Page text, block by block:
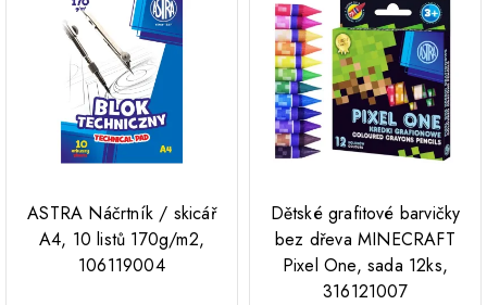
ASTRA Náčrtník / skicář
A4, 10 listů 170g/m2,
106119004
Dětské grafitové barvičky
bez dřeva MINECRAFT
Pixel One, sada 12ks,
316121007